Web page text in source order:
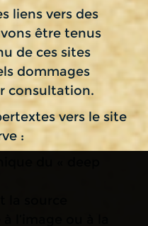
liens vers des
être tenus
de ces sites
dommages
consultation.
vers le site
: